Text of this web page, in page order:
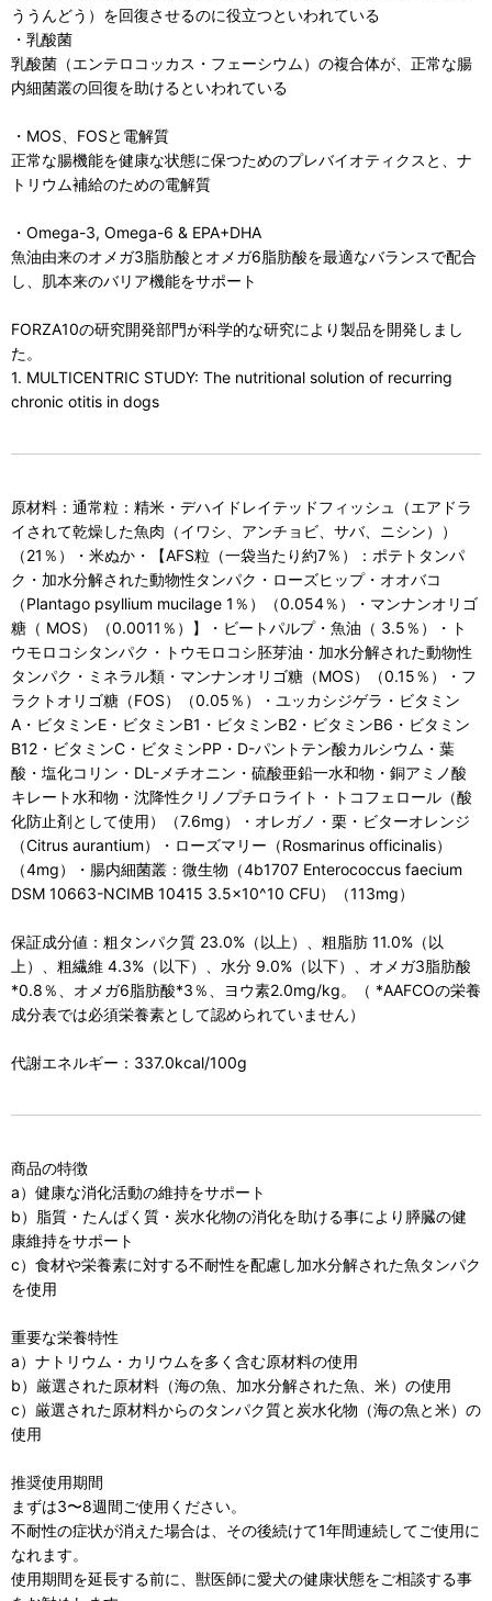
ううんどう）を回復させるのに役立つといわれている
・乳酸菌
乳酸菌（エンテロコッカス・フェーシウム）の複合体が、正常な腸
内細菌叢の回復を助けるといわれている
・MOS、FOSと電解質
正常な腸機能を健康な状態に保つためのプレバイオティクスと、ナ
トリウム補給のための電解質
・Omega-3, Omega-6 & EPA+DHA
魚油由来のオメガ3脂肪酸とオメガ6脂肪酸を最適なバランスで配合
し、肌本来のバリア機能をサポート
FORZA10の研究開発部門が科学的な研究により製品を開発しまし
た。
1. MULTICENTRIC STUDY: The nutritional solution of recurring
chronic otitis in dogs
原材料：通常粒：精米・デハイドレイテッドフィッシュ（エアドラ
イされて乾燥した魚肉（イワシ、アンチョビ、サバ、ニシン））
（21％）・米ぬか・【AFS粒（一袋当たり約7％）：ポテトタンパ
ク・加水分解された動物性タンパク・ローズヒップ・オオバコ
（Plantago psyllium mucilage 1％）（0.054％）・マンナンオリゴ
糖（ MOS）（0.0011％）】・ビートパルプ・魚油（ 3.5％）・ト
ウモロコシタンパク・トウモロコシ胚芽油・加水分解された動物性
タンパク・ミネラル類・マンナンオリゴ糖（MOS）（0.15％）・フ
ラクトオリゴ糖（FOS）（0.05％）・ユッカシジゲラ・ビタミン
A・ビタミンE・ビタミンB1・ビタミンB2・ビタミンB6・ビタミン
B12・ビタミンC・ビタミンPP・D-パントテン酸カルシウム・葉
酸・塩化コリン・DL-メチオニン・硫酸亜鉛一水和物・銅アミノ酸
キレート水和物・沈降性クリノプチロライト・トコフェロール（酸
化防止剤として使用）（7.6mg）・オレガノ・栗・ビターオレンジ
（Citrus aurantium）・ローズマリー（Rosmarinus officinalis）
（4mg）・腸内細菌叢：微生物（4b1707 Enterococcus faecium
DSM 10663-NCIMB 10415 3.5x10^10 CFU）（113mg）
保証成分値：粗タンパク質 23.0%（以上）、粗脂肪 11.0%（以
上）、粗繊維 4.3%（以下）、水分 9.0%（以下）、オメガ3脂肪酸
*0.8％、オメガ6脂肪酸*3％、ヨウ素2.0mg/kg。（ *AAFCOの栄養
成分表では必須栄養素として認められていません）
代謝エネルギー：337.0kcal/100g
商品の特徴
a）健康な消化活動の維持をサポート
b）脂質・たんぱく質・炭水化物の消化を助ける事により膵臓の健
康維持をサポート
c）食材や栄養素に対する不耐性を配慮し加水分解された魚タンパク
を使用
重要な栄養特性
a）ナトリウム・カリウムを多く含む原材料の使用
b）厳選された原材料（海の魚、加水分解された魚、米）の使用
c）厳選された原材料からのタンパク質と炭水化物（海の魚と米）の
使用
推奨使用期間
まずは3〜8週間ご使用ください。
不耐性の症状が消えた場合は、その後続けて1年間連続してご使用に
なれます。
使用期間を延長する前に、獣医師に愛犬の健康状態をご相談する事